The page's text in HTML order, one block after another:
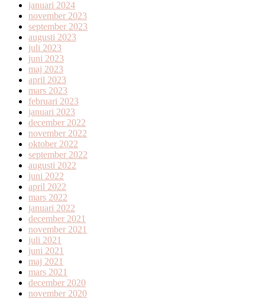
januari 2024
november 2023
september 2023
augusti 2023
juli 2023
juni 2023
maj 2023
april 2023
mars 2023
februari 2023
januari 2023
december 2022
november 2022
oktober 2022
september 2022
augusti 2022
juni 2022
april 2022
mars 2022
januari 2022
december 2021
november 2021
juli 2021
juni 2021
maj 2021
mars 2021
december 2020
november 2020